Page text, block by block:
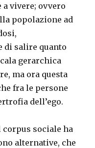
vivere; ovvero
popolazione ad
di salire quanto
gerarchica
ma ora questa
fra le persone
dell’ego.
sociale ha
alternative, che